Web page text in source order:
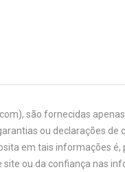
são fornecidas
ou declarações
em tais informações
ou da confiança nas